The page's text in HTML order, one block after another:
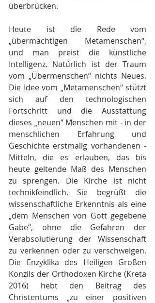
überbrücken.
Heute ist die Rede vom
„übermächtigen Metamenschen“,
und man preist die künstliche
Intelligenz. Natürlich ist der Traum
vom „Übermenschen“ nichts Neues.
Die Idee vom „Metamenschen“ stützt
sich auf den technologischen
Fortschritt und die Ausstattung
dieses „neuen“ Menschen mit - in der
menschlichen Erfahrung und
Geschichte erstmalig vorhandenen -
Mitteln, die es erlauben, das bis
heute geltende Maß des Menschen
zu sprengen. Die Kirche ist nicht
technikfeindlich. Sie begrüßt die
wissenschaftliche Erkenntnis als eine
„dem Menschen von Gott gegebene
Gabe“, ohne die Gefahren der
Verabsolutierung der Wissenschaft
zu verkennen oder zu verschweigen.
Die Enzyklika des Heiligen Großen
Konzils der Orthodoxen Kirche (Kreta
2016) hebt den Beitrag des
Christentums „zu einer positiven